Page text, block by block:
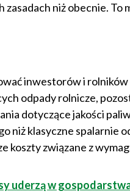
zasadach niż obecnie.
inwestorów i
odpady rolnicze,
dotyczące jakości
niż klasyczne spalarnie
koszty związane z
uderzą w